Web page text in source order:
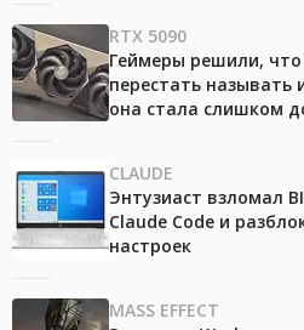
RTX 5090
Геймеры решили,
перестать называть
она стала слишком
CLAUDE
Энтузиаст взломал
Claude Code и
настроек
MASS EFFECT